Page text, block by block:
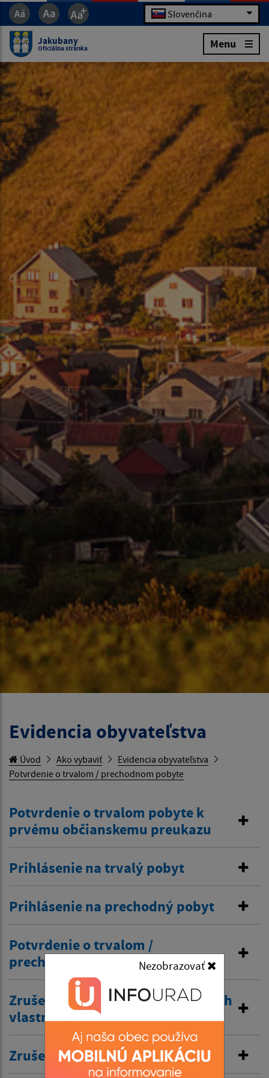
Nezobrazovať
Slovenčina
Jakubany
Oficiálna stránka Menu
Evidencia obyvateľstva
Úvod Ako vybaviť
Evidencia obyvateľstva
Potvrdenie o trvalom / prechodnom pobyte
Potvrdenie o trvalom pobyte k
prvému občianskemu preukazu
Prihlásenie na trvalý pobyt
Prihlásenie na prechodný pobyt
Potvrdenie o trvalom /
prechodnom pobyte
Zrušenie trvalého pobytu na návrh
vlastníka budovy
Zrušenie prechodného pobytu